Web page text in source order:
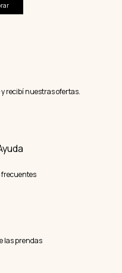
recibí nuestras ofertas.
las prendas